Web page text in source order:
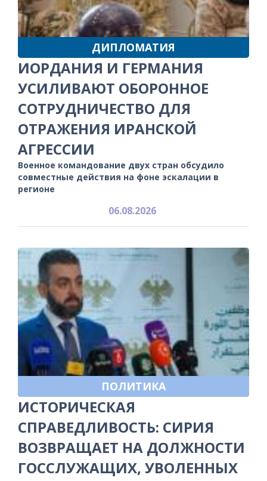
ДИПЛОМАТИЯ
ИОРДАНИЯ И ГЕРМАНИЯ
УСИЛИВАЮТ ОБОРОННОЕ
СОТРУДНИЧЕСТВО ДЛЯ
ОТРАЖЕНИЯ ИРАНСКОЙ
АГРЕССИИ
Военное командование двух стран обсудило
совместные действия на фоне эскалации в
регионе
06.08.2026
ПОЛИТИКА
ИСТОРИЧЕСКАЯ
СПРАВЕДЛИВОСТЬ: СИРИЯ
ВОЗВРАЩАЕТ НА ДОЛЖНОСТИ
ГОССЛУЖАЩИХ, УВОЛЕННЫХ